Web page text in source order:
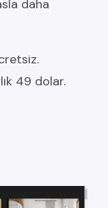
daha
49 dolar.